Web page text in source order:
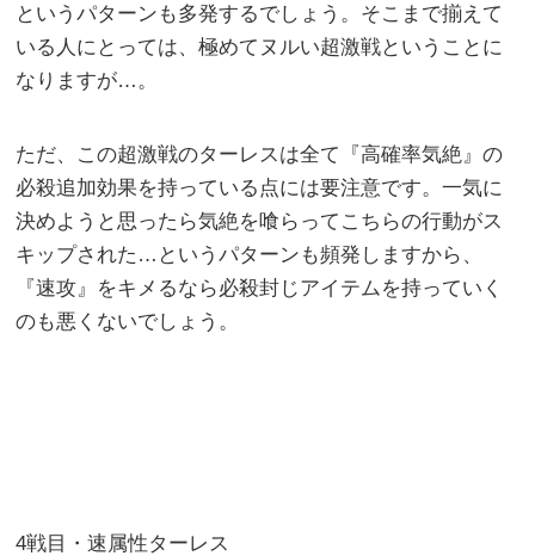
というパターンも多発するでしょう。そこまで揃えて
いる人にとっては、極めてヌルい超激戦ということに
なりますが…。
ただ、この超激戦のターレスは全て『高確率気絶』の
必殺追加効果を持っている点には要注意です。一気に
決めようと思ったら気絶を喰らってこちらの行動がス
キップされた…というパターンも頻発しますから、
『速攻』をキメるなら必殺封じアイテムを持っていく
のも悪くないでしょう。
4戦目・速属性ターレス